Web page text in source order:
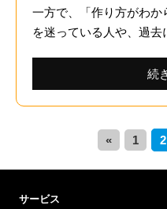
一方で、「作り方がわ
を迷っている人や、過
続
1 2
サービス